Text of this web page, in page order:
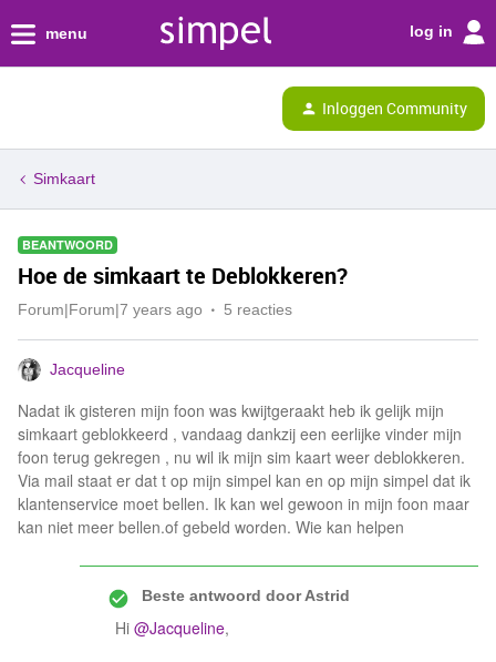
menu log in
Inloggen Community
Simkaart
BEANTWOORD
Hoe de simkaart te Deblokkeren?
Forum|Forum|7 years ago 5 reacties
Jacqueline
Nadat ik gisteren mijn foon was kwijtgeraakt heb ik gelijk mijn
simkaart geblokkeerd , vandaag dankzij een eerlijke vinder mijn
foon terug gekregen , nu wil ik mijn sim kaart weer deblokkeren.
Via mail staat er dat t op mijn simpel kan en op mijn simpel dat ik
klantenservice moet bellen. Ik kan wel gewoon in mijn foon maar
kan niet meer bellen.of gebeld worden. Wie kan helpen
Beste antwoord doorAstrid
Hi @Jacqueline,